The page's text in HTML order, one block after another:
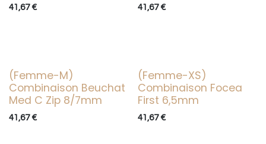
41,67€ 41,67€
Occasion
(Femme-M)
Combinaison Beuchat
Med C Zip 8/7mm
41,67€
Occasion
(Femme-XS)
Combinaison Focea
First 6,5mm
41,67€